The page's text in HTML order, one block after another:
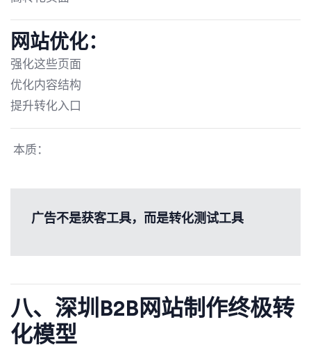
网站优化：
强化这些页面
优化内容结构
提升转化入口
本质：
广告不是获客工具，而是转化测试工具
八、 深圳B2B网站制作终极转
化模型